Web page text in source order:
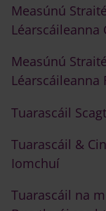
Measúnú
Léarscáileanna
Measúnú
Léarscáileanna
Tuarascáil
Tuarascáil &
Iomchuí
Tuarascáil na